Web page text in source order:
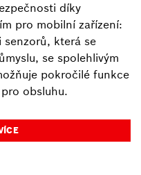
díky
pro mobilní zařízení:
senzorů, která se
se spolehlivým
pokročilé funkce
obsluhu.